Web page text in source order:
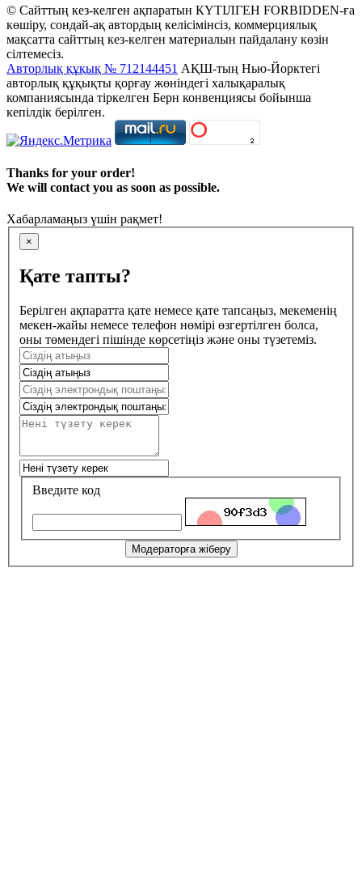
© Сайттың кез-келген ақпаратын КҮТІЛГЕН FORBIDDEN-ға
көшіру, сондай-ақ автордың келісімінсіз, коммерциялық
мақсатта сайттың кез-келген материалын пайдалану көзін
сілтемесіз.
Авторлық құқық № 712144451 АҚШ-тың Нью-Йорктегі
авторлық құқықты қорғау жөніндегі халықаралық
компаниясында тіркелген Берн конвенциясы бойынша
кепілдік берілген.
Thanks for your order!
We will contact you as soon as possible.
Хабарламаңыз үшін рақмет!
×
Қате тапты?
Берілген ақпаратта қате немесе қате тапсаңыз, мекеменің
мекен-жайы немесе телефон нөмірі өзгертілген болса,
оны төмендегі пішінде көрсетіңіз және оны түзетеміз.
Введите код
Модераторға жіберу